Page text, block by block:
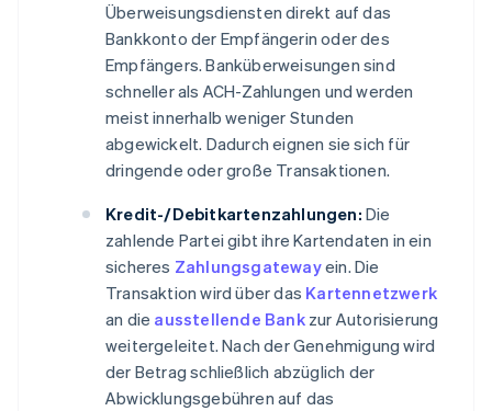
Überweisungsdiensten direkt auf das
Bankkonto der Empfängerin oder des
Empfängers. Banküberweisungen sind
schneller als ACH-Zahlungen und werden
meist innerhalb weniger Stunden
abgewickelt. Dadurch eignen sie sich für
dringende oder große Transaktionen.
Kredit-/Debitkartenzahlungen: Die
zahlende Partei gibt ihre Kartendaten in ein
sicheres Zahlungsgatewayein. Die
Transaktion wird über das Kartennetzwerk
an die ausstellende Bankzur Autorisierung
weitergeleitet. Nach der Genehmigung wird
der Betrag schließlich abzüglich der
Abwicklungsgebühren auf das